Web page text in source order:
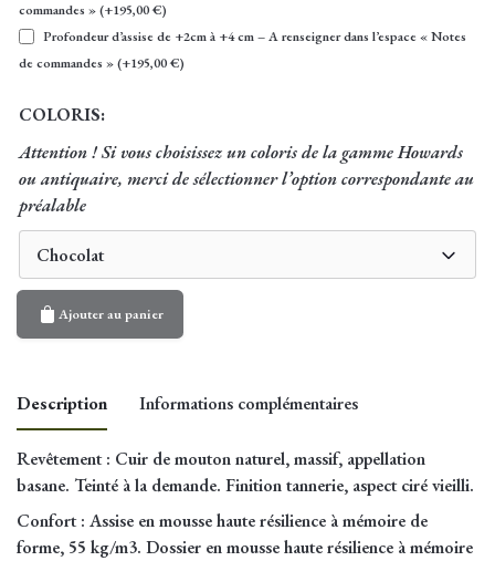
commandes »(+195,00€)
Profondeur d’assise de +2cm à +4 cm – A renseigner dans l’espace « Notes
de commandes »(+195,00€)
COLORIS:
Attention ! Si vous choisissez un coloris de la gamme Howards
ou antiquaire, merci de sélectionner l’option correspondante au
préalable
Chocolat
Ajouter au panier
Description Informations complémentaires
Revêtement: Cuir de mouton naturel, massif, appellation
basane. Teinté à la demande. Finition tannerie, aspect ciré vieilli.
Confort: Assise en mousse haute résilience à mémoire de
forme, 55 kg/m3. Dossier en mousse haute résilience à mémoire
Dimension
canapé
1,60m, 1,80m, 2m